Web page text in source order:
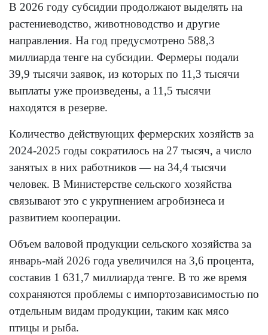
В 2026 году субсидии продолжают выделять на
растениеводство, животноводство и другие
направления. На год предусмотрено 588,3
миллиарда тенге на субсидии. Фермеры подали
39,9 тысячи заявок, из которых по 11,3 тысячи
выплаты уже произведены, а 11,5 тысячи
находятся в резерве.
Количество действующих фермерских хозяйств за
2024-2025 годы сократилось на 27 тысяч, а число
занятых в них работников — на 34,4 тысячи
человек. В Министерстве сельского хозяйства
связывают это с укрупнением агробизнеса и
развитием кооперации.
Объем валовой продукции сельского хозяйства за
январь-май 2026 года увеличился на 3,6 процента,
составив 1 631,7 миллиарда тенге. В то же время
сохраняются проблемы с импортозависимостью по
отдельным видам продукции, таким как мясо
птицы и рыба.